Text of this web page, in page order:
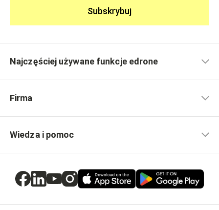
Subskrybuj
Najczęściej używane funkcje edrone
Firma
Wiedza i pomoc